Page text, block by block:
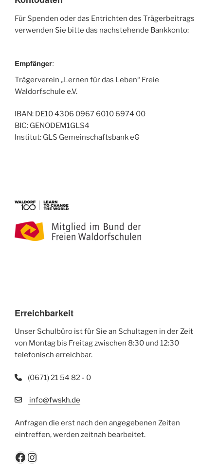
Für Spenden oder das Entrichten des Trägerbeitrags
verwenden Sie bitte das nachstehende Bankkonto:
Empfänger:
Trägerverein „Lernen für das Leben“ Freie
Waldorfschule e.V.
IBAN: DE10 4306 0967 6010 6974 00
BIC: GENODEM1GLS4
Institut: GLS Gemeinschaftsbank eG
Erreichbarkeit
Unser Schulbüro ist für Sie an Schultagen in der Zeit
von Montag bis Freitag zwischen 8:30 und 12:30
telefonisch erreichbar.
(0671) 21 54 82 - 0
info@fwskh.de
Anfragen die erst nach den angegebenen Zeiten
eintreffen, werden zeitnah bearbeitet.
Facebook Instagram